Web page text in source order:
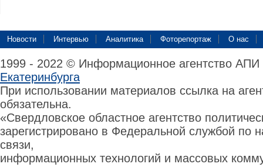
Новости Интервью Аналитика Фоторепортаж О нас
1999 - 2022 © Информационное агентство
Екатеринбурга
При использовании материалов ссылка на
обязательна.
«Свердловское областное агентство
зарегистрировано в Федеральной службой по
связи,
информационных технологий и массовых